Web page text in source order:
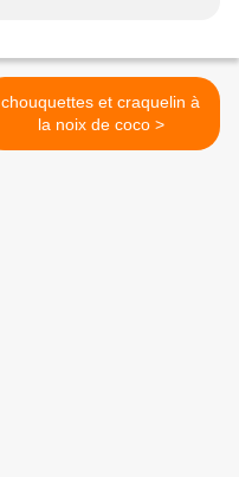
chouquettes et craquelin à
la noix de coco >